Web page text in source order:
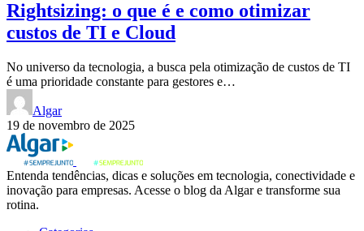
Rightsizing: o que é e como otimizar
custos de TI e Cloud
No universo da tecnologia, a busca pela otimização de custos de TI
é uma prioridade constante para gestores e…
Algar
19 de novembro de 2025
Entenda tendências, dicas e soluções em tecnologia, conectividade e
inovação para empresas. Acesse o blog da Algar e transforme sua
rotina.